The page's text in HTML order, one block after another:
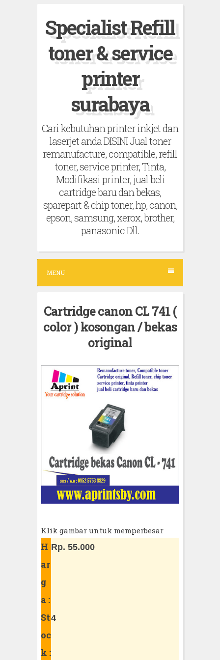
n
Specialist Refill
toner & service
printer
surabaya
Cari kebutuhan printer inkjet dan
laserjet anda DISINI Jual toner
remanufacture, compatible, refill
toner, service printer, Tinta,
Modifikasi printer, jual beli
cartridge baru dan bekas,
sparepart & chip toner, hp, canon,
epson, samsung, xerox, brother,
panasonic Dll.
MENU
Cartridge canon CL 741 (
color ) kosongan / bekas
original
Klik gambar untuk memperbesar
H
ar
g
a :
Rp. 55.000
St
oc
k :
4